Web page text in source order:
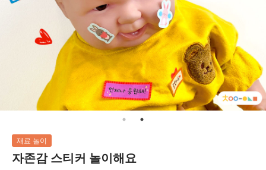
재료 놀이
자존감 스티커 놀이해요